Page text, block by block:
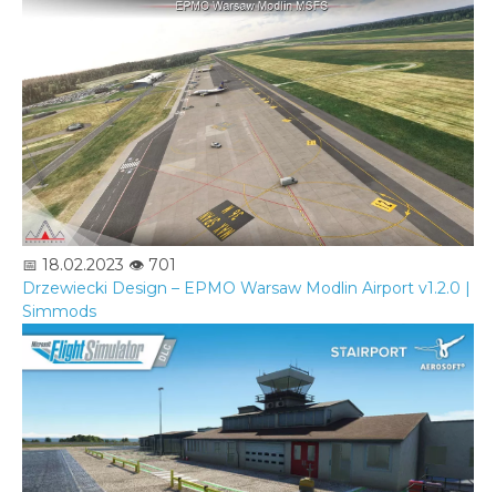
📅 18.02.2023 👁️ 701
Drzewiecki Design – EPMO Warsaw Modlin Airport v1.2.0 |
Simmods